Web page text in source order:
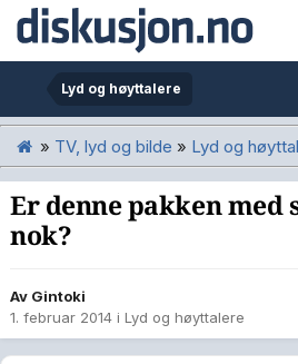
Lyd og høyttalere
» TV, lyd og bilde » Lyd og
Er denne pakken med
nok?
Av Gintoki
1. februar 2014 i Lyd og høyttalere